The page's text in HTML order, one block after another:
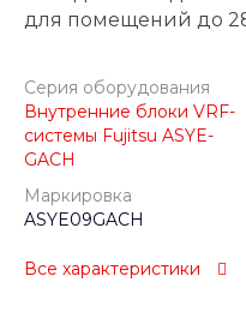
для помещений до
Серия оборудования
Внутренние блоки VRF-
системы Fujitsu ASYE-
GACH
Маркировка
ASYE09GACH
Все характеристики